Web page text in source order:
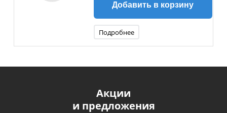
Добавить в корзину
Подробнее
Акции
и предложения